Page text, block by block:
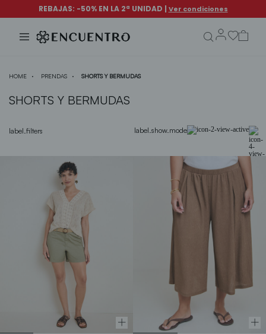
HOME PRENDAS SHORTS Y BERMUDAS
SHORTS Y BERMUDAS
label.filters label.show.mode